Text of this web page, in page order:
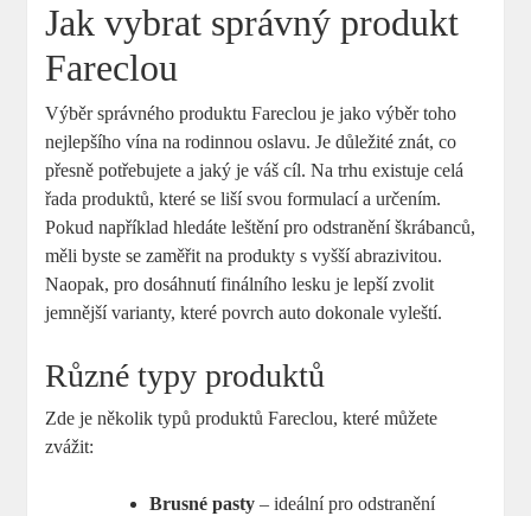
Jak vybrat správný produkt
Fareclou
Výběr správného produktu Fareclou je jako výběr toho
nejlepšího vína na rodinnou oslavu. Je důležité znát, co
přesně potřebujete a jaký je váš cíl. Na trhu existuje celá
řada produktů, které se liší svou formulací a určením.
Pokud například hledáte leštění pro odstranění škrábanců,
měli byste se zaměřit na produkty s vyšší abrazivitou.
Naopak, pro dosáhnutí finálního lesku je lepší zvolit
jemnější varianty, které povrch auto dokonale vyleští.
Různé typy produktů
Zde je několik typů produktů Fareclou, které můžete
zvážit:
Brusné pasty – ideální pro odstranění